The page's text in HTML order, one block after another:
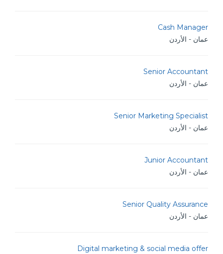
Cash Manager
عمان - الأردن
Senior Accountant
عمان - الأردن
Senior Marketing Specialist
عمان - الأردن
Junior Accountant
عمان - الأردن
Senior Quality Assurance
عمان - الأردن
Digital marketing & social media offer